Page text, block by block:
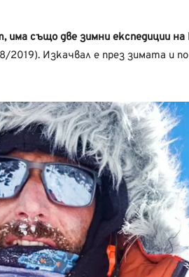
има също две зимни експедиции на
2019). Изкачвал е през зимата и